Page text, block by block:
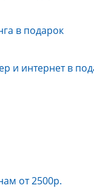
в подарок
и интернет в
от 2500р.